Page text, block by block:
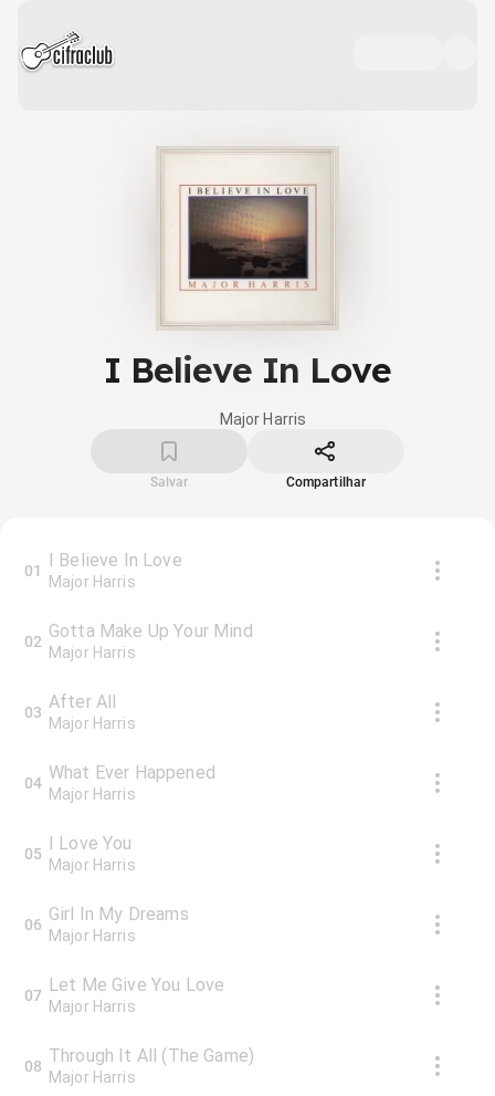
I Believe In Love
Major Harris
Salvar Compartilhar
01 I Believe In Love
Major Harris
02 Gotta Make Up Your Mind
Major Harris
03 After All
Major Harris
04 What Ever Happened
Major Harris
05 I Love You
Major Harris
06 Girl In My Dreams
Major Harris
07 Let Me Give You Love
Major Harris
08 Through It All (The Game)
Major Harris